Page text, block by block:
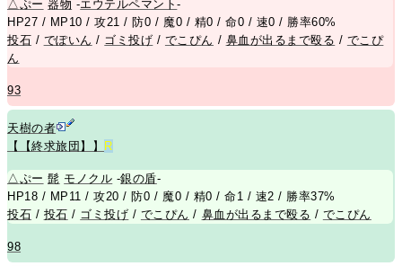
△ ぷー 器物 -エウテルペマント-
HP27 / MP10 / 攻21 / 防0 / 魔0 / 精0 / 命0 / 速0 / 勝率60%
投石 / でぽいん / ゴミ投げ / でこぴん / 鼻血が出るまで殴る / でこぴ
ん
93
天樹の者
【【終求旅団】】 R
△ ぷー 髭 モノクル -銀の盾-
HP18 / MP11 / 攻20 / 防0 / 魔0 / 精0 / 命1 / 速2 / 勝率37%
投石 / 投石 / ゴミ投げ / でこぴん / 鼻血が出るまで殴る / でこぴん
98